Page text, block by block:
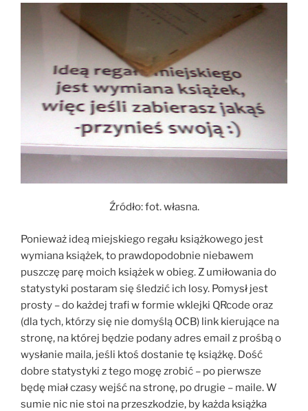
Źródło: fot. własna.
Ponieważ ideą miejskiego regału książkowego jest
wymiana książek, to prawdopodobnie niebawem
puszczę parę moich książek w obieg. Z umiłowania do
statystyki postaram się śledzić ich losy. Pomysł jest
prosty – do każdej trafi w formie wklejki QRcode oraz
(dla tych, którzy się nie domyślą OCB) link kierujące na
stronę, na której będzie podany adres email z prośbą o
wysłanie maila, jeśli ktoś dostanie tę książkę. Dość
dobre statystyki z tego mogę zrobić – po pierwsze
będę miał czasy wejść na stronę, po drugie – maile. W
sumie nic nie stoi na przeszkodzie, by każda książka